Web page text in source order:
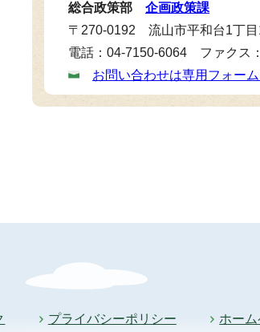
総合政策部 企画政策課
〒270-0192 流山市平和台1丁
電話：04-7150-6064 ファクス
お問い合わせは専用フォー
プライバシーポリシー ホー